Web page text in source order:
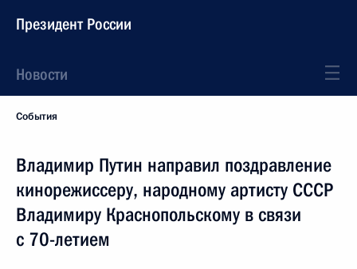
Президент России
Новости
События
Владимир Путин направил поздравление
кинорежиссеру, народному артисту СССР
Владимиру Краснопольскому в связи
с 70-летием